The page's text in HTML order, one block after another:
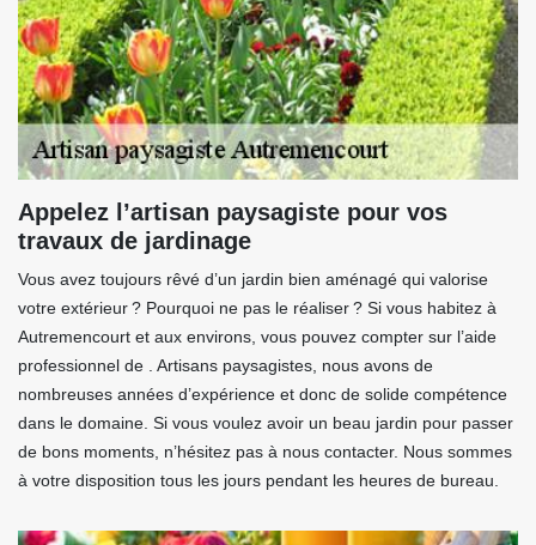
Appelez l’artisan paysagiste pour vos
travaux de jardinage
Vous avez toujours rêvé d’un jardin bien aménagé qui valorise
votre extérieur ? Pourquoi ne pas le réaliser ? Si vous habitez à
Autremencourt et aux environs, vous pouvez compter sur l’aide
professionnel de . Artisans paysagistes, nous avons de
nombreuses années d’expérience et donc de solide compétence
dans le domaine. Si vous voulez avoir un beau jardin pour passer
de bons moments, n’hésitez pas à nous contacter. Nous sommes
à votre disposition tous les jours pendant les heures de bureau.